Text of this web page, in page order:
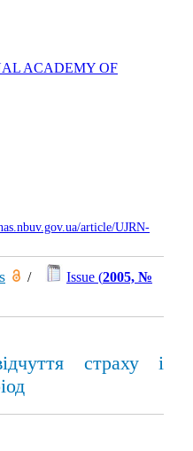
ACADEMY OF
article/UJRN-
/ Issue (2005, №
страху і